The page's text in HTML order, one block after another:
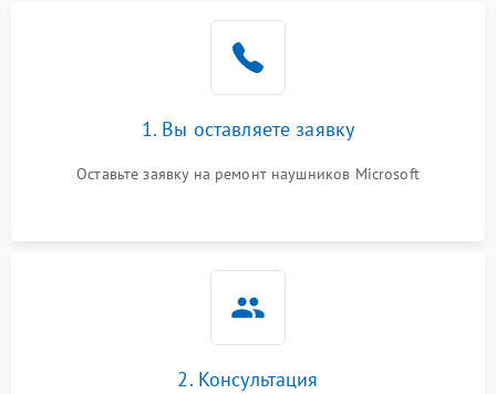
1. Вы оставляете заявку
Оставьте заявку на ремонт наушников Microsoft
2. Консультация